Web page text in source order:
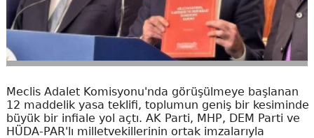
Meclis Adalet Komisyonu'nda görüşülmeye başlanan
12 maddelik yasa teklifi, toplumun geniş bir kesiminde
büyük bir infiale yol açtı. AK Parti, MHP, DEM Parti ve
HÜDA-PAR'lı milletvekillerinin ortak imzalarıyla